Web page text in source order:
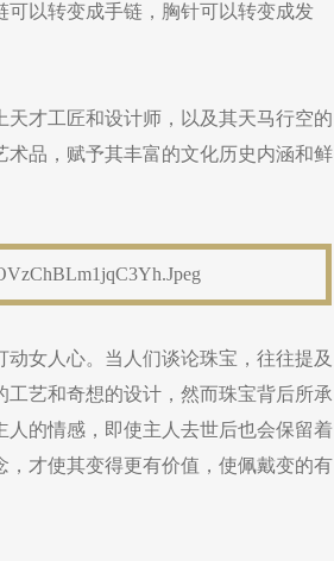
以转变成手链，胸针可以转变成发
才工匠和设计师，以及其天马行空的
品，赋予其丰富的文化历史内涵和鲜
女人心。当人们谈论珠宝，往往提及
艺和奇想的设计，然而珠宝背后所承
的情感，即使主人去世后也会保留着
才使其变得更有价值，使佩戴变的有